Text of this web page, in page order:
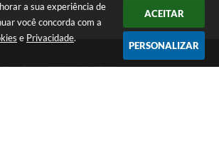
a sua experiência de
você concorda com a
e Privacidade.
ACEITAR
PERSONALIZAR
Telefone: (37) 3249-9500